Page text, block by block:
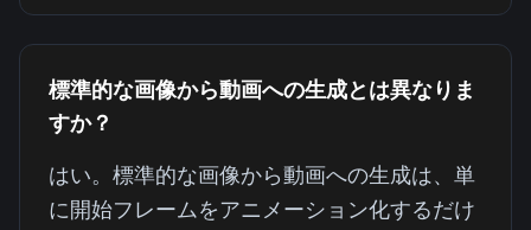
標準的な画像から動画への生成とは異なりま
すか？
はい。標準的な画像から動画への生成は、単
に開始フレームをアニメーション化するだけ